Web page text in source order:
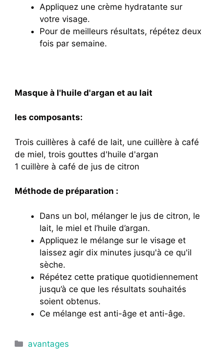
Appliquez une crème hydratante sur
votre visage.
Pour de meilleurs résultats, répétez deux
fois par semaine.
Masque à l'huile d'argan et au lait
les composants:
Trois cuillères à café de lait, une cuillère à café
de miel, trois gouttes d'huile d'argan
1 cuillère à café de jus de citron
Méthode de préparation :
Dans un bol, mélanger le jus de citron, le
lait, le miel et l’huile d’argan.
Appliquez le mélange sur le visage et
laissez agir dix minutes jusqu'à ce qu'il
sèche.
Répétez cette pratique quotidiennement
jusqu’à ce que les résultats souhaités
soient obtenus.
Ce mélange est anti-âge et anti-âge.
Catégories
avantages